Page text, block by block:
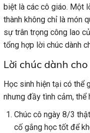
biệt là các cô giáo. Một
thành không chỉ là món
sự trân trọng công lao
tổng hợp lời chúc dành
Lời chúc dành
Học sinh hiện tại có thể
nhưng đầy tình cảm, thể
Chúc cô ngày 8/3
cố gắng học tốt để